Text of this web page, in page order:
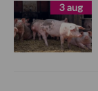
3 aug